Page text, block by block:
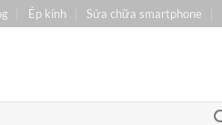
Ép kính Sửa chữa smartphone